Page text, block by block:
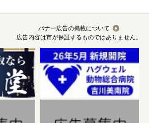
バナー広告の掲載について
広告内容は市が保証するものではありません。